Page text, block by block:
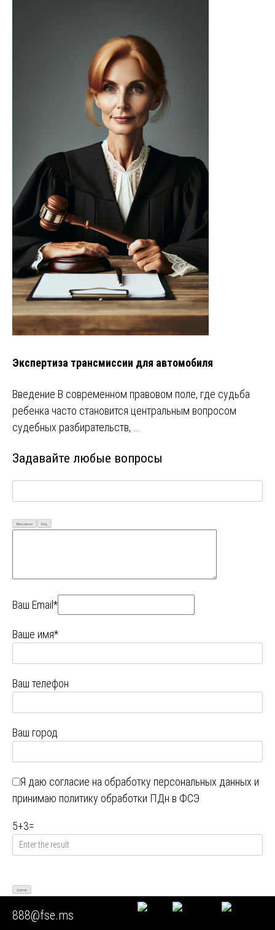
Экспертиза трансмиссии для автомобиля
Введение В современном правовом поле, где судьба
ребенка часто становится центральным вопросом
судебных разбирательств, …
Задавайте любые вопросы
Визуально Код
Ваш Email*
Ваше имя*
Ваш телефон
Ваш город
Я даю согласие на обработку персональных данных и
принимаю политику обработки ПДн в ФСЭ
5+3=
888@fse.ms